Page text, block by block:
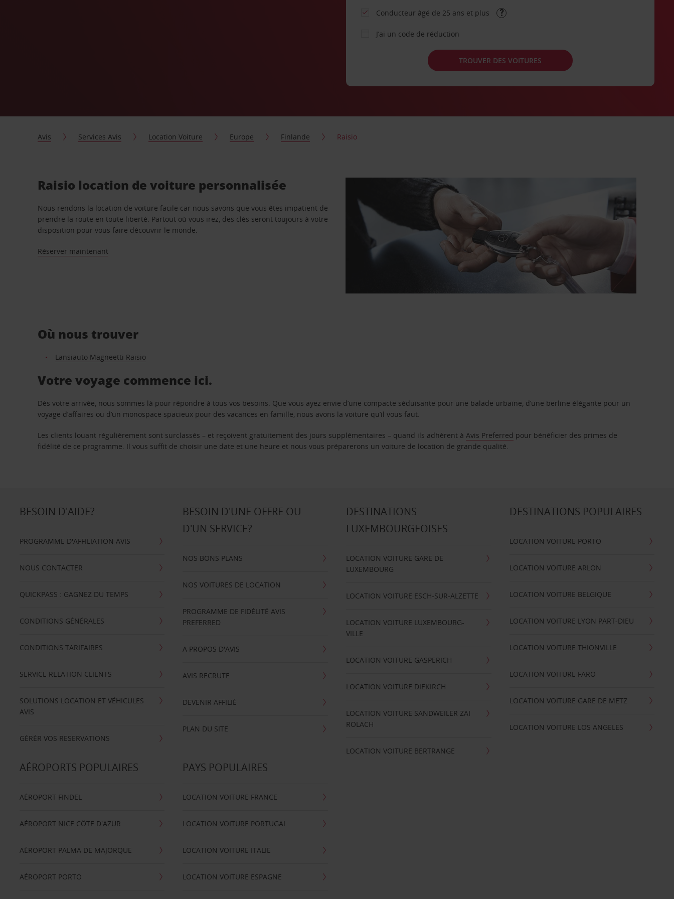
Conducteur âgé de 25 ans et plus
J’ai un code de réduction
TROUVER DES VOITURES
Avis Services Avis Location Voiture Europe Finlande Raisio
Raisio location de voiture personnalisée
Nous rendons la location de voiture facile car nous savons que vous êtes impatient de
prendre la route en toute liberté. Partout où vous irez, des clés seront toujours à votre
disposition pour vous faire découvrir le monde.
Réserver maintenant
Où nous trouver
Lansiauto Magneetti Raisio
Votre voyage commence ici.
Dès votre arrivée, nous sommes là pour répondre à tous vos besoins. Que vous ayez envie d’une compacte séduisante pour une balade urbaine, d’une berline élégante pour un
voyage d’affaires ou d’un monospace spacieux pour des vacances en famille, nous avons la voiture qu’il vous faut.
Les clients louant régulièrement sont surclassés – et reçoivent gratuitement des jours supplémentaires – quand ils adhèrent àAvis Preferred pour bénéficier des primes de
fidélité de ce programme. Il vous suffit de choisir une date et une heure et nous vous préparerons un voiture de location de grande qualité.
BESOIN D'AIDE?
PROGRAMME D'AFFILIATION AVIS
NOUS CONTACTER
QUICKPASS : GAGNEZ DU TEMPS
CONDITIONS GÉNÉRALES
CONDITIONS TARIFAIRES
SERVICE RELATION CLIENTS
SOLUTIONS LOCATION ET VÉHICULES
AVIS
GÉRÉR VOS RESERVATIONS
BESOIN D'UNE OFFRE OU
D'UN SERVICE?
NOS BONS PLANS
NOS VOITURES DE LOCATION
PROGRAMME DE FIDÉLITÉ AVIS
PREFERRED
A PROPOS D'AVIS
AVIS RECRUTE
DEVENIR AFFILIÉ
PLAN DU SITE
DESTINATIONS
LUXEMBOURGEOISES
LOCATION VOITURE GARE DE
LUXEMBOURG
LOCATION VOITURE ESCH-SUR-ALZETTE
LOCATION VOITURE LUXEMBOURG-
VILLE
LOCATION VOITURE GASPERICH
LOCATION VOITURE DIEKIRCH
LOCATION VOITURE SANDWEILER ZAI
ROLACH
LOCATION VOITURE BERTRANGE
DESTINATIONS POPULAIRES
LOCATION VOITURE PORTO
LOCATION VOITURE ARLON
LOCATION VOITURE BELGIQUE
LOCATION VOITURE LYON PART-DIEU
LOCATION VOITURE THIONVILLE
LOCATION VOITURE FARO
LOCATION VOITURE GARE DE METZ
LOCATION VOITURE LOS ANGELES
AÉROPORTS POPULAIRES
AÉROPORT FINDEL
AÉROPORT NICE CÖTE D'AZUR
AÉROPORT PALMA DE MAJORQUE
AÉROPORT PORTO
PAYS POPULAIRES
LOCATION VOITURE FRANCE
LOCATION VOITURE PORTUGAL
LOCATION VOITURE ITALIE
LOCATION VOITURE ESPAGNE